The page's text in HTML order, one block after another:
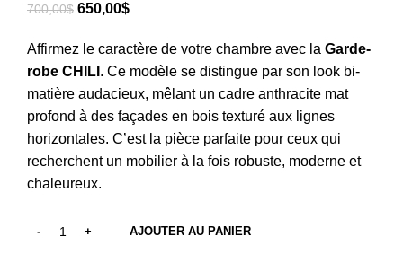
700,00$ 650,00$
Affirmez le caractère de votre chambre avec la Garde-
robe CHILI . Ce modèle se distingue par son look bi-
matière audacieux, mêlant un cadre anthracite mat
profond à des façades en bois texturé aux lignes
horizontales. C’est la pièce parfaite pour ceux qui
recherchent un mobilier à la fois robuste, moderne et
chaleureux.
AJOUTER AU PANIER